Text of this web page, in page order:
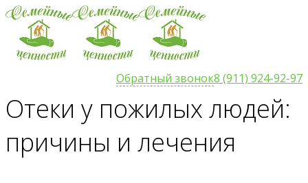
8 (911) 924-92-97
Обратный звонок
Отеки у пожилых людей:
причины и лечения